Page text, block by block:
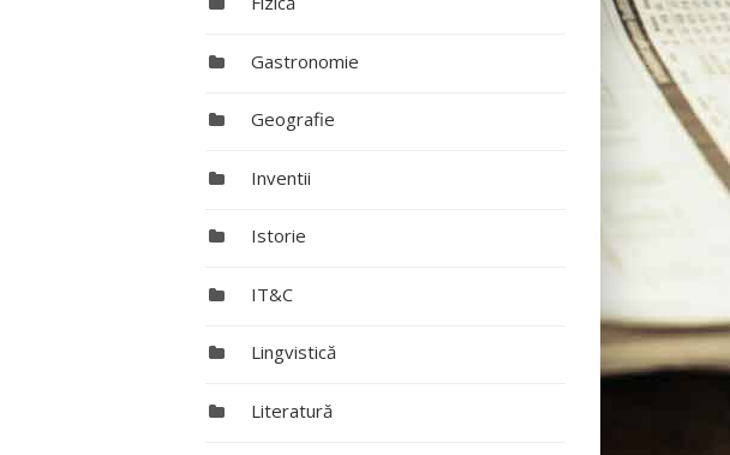
Gastronomie
Geografie
Inventii
Istorie
IT&C
Lingvistică
Literatură